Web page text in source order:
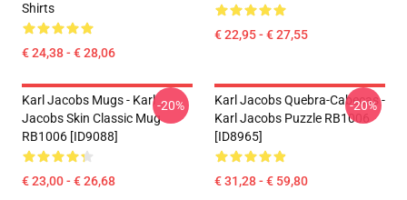
Shirts
€ 24,38 - € 28,06
€ 22,95 - € 27,55
Karl Jacobs Mugs - Karl
Jacobs Skin Classic Mug
RB1006 [ID9088]
€ 23,00 - € 26,68
-20%
Karl Jacobs Quebra-Cabeças -
Karl Jacobs Puzzle RB1006
[ID8965]
€ 31,28 - € 59,80
-20%